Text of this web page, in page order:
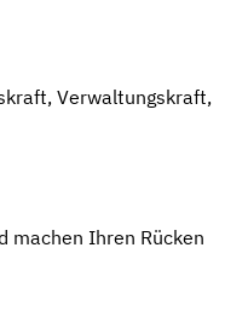
Verwaltungskraft,
machen Ihren Rücken